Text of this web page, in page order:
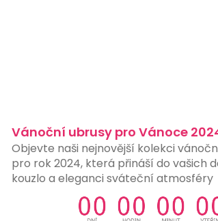
Vánoční ubrusy pro Vánoce
Objevte naši nejnovější kolekci
pro rok 2024, která přináší do vašich
kouzlo a eleganci sváteční atmosféry